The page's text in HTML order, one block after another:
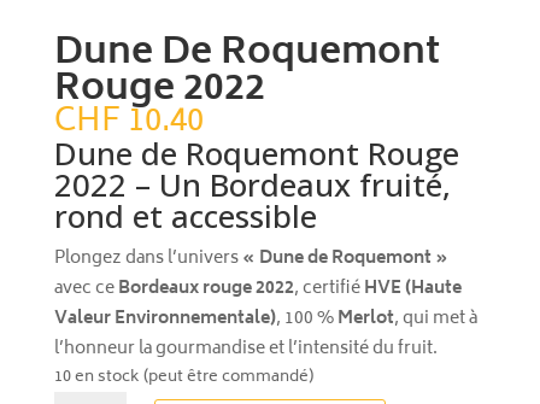
Dune De Roquemont
Rouge 2022
CHF10.40
Dune de Roquemont Rouge
2022 – Un Bordeaux fruité,
rond et accessible
Plongez dans l’univers« Dune de Roquemont »
avec ceBordeaux rouge 2022, certifiéHVE (Haute
Valeur Environnementale), 100 %Merlot, qui met à
l’honneur la gourmandise et l’intensité du fruit.
10 en stock (peut être commandé)